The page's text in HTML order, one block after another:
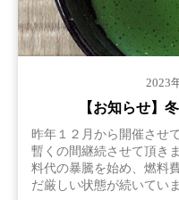
2023
【お知らせ】
昨年１２月から開催させ
暫くの間継続させて頂き
料代の暴騰を始め、燃料
だ厳しい状態が続いてい